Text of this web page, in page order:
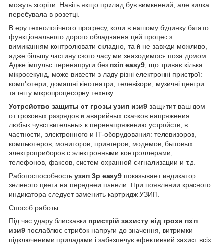
можуть згоріти. Навіть якщо прилад був вимкнений, але вилка
перебувала в розетці.
В еру технологічного прогресу, коли в нашому будинку багато
функціонального дорого обладнання цей процес з
вимиканням контролювати складно, та й не завжди можливо,
адже більшу частину свого часу ми знаходимося поза домом.
Адже імпульс перенапруги без пзіп easy9 , що триває кілька
мікросекунд, може вивести з ладу різні електронні пристрої:
комп'ютери, домашні кінотеатри, телевізори, музичні центри
та іншу мікропроцесорну техніку
Устройство защиты от грозы узип изи9 защитит ваш дом
от грозовых разрядов и аварийных скачков напряжения
любых чувствительных к перенапряжению устройств, в
частности, электронного и IT-оборудования: телевизоров,
компьютеров, мониторов, принтеров, модемов, бытовых
электроприборов с электронными контроллерами,
телефонов, факсов, систем охранной сигнализации и т.д.
Работоспособность узип 3p easy9 показывает индикатор
зеленого цвета на передней панели. При появлении красного
индикатора следует заменить картридж УЗИП.
Способ работы:
Під час удару блискавки пристрій захисту від грози пзіп
изи9 послаблює стрибок напруги до значення, витримки
підключеними приладами і забезпечує ефективний захист всіх